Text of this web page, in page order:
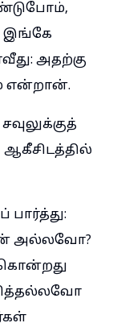
இங்கே
அதற்கு
என்றான்.
ஆகீசிடத்தில்
அல்லவோ?
கொன்றது